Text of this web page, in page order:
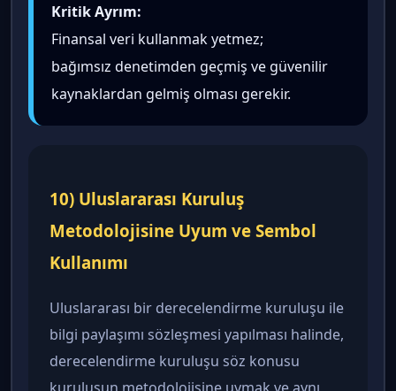
Kritik Ayrım:
Finansal veri kullanmak yetmez;
bağımsız denetimden geçmiş ve güvenilir
kaynaklardan gelmiş olması gerekir.
10) Uluslararası Kuruluş
Metodolojisine Uyum ve Sembol
Kullanımı
Uluslararası bir derecelendirme kuruluşu ile
bilgi paylaşımı sözleşmesi yapılması halinde,
derecelendirme kuruluşu söz konusu